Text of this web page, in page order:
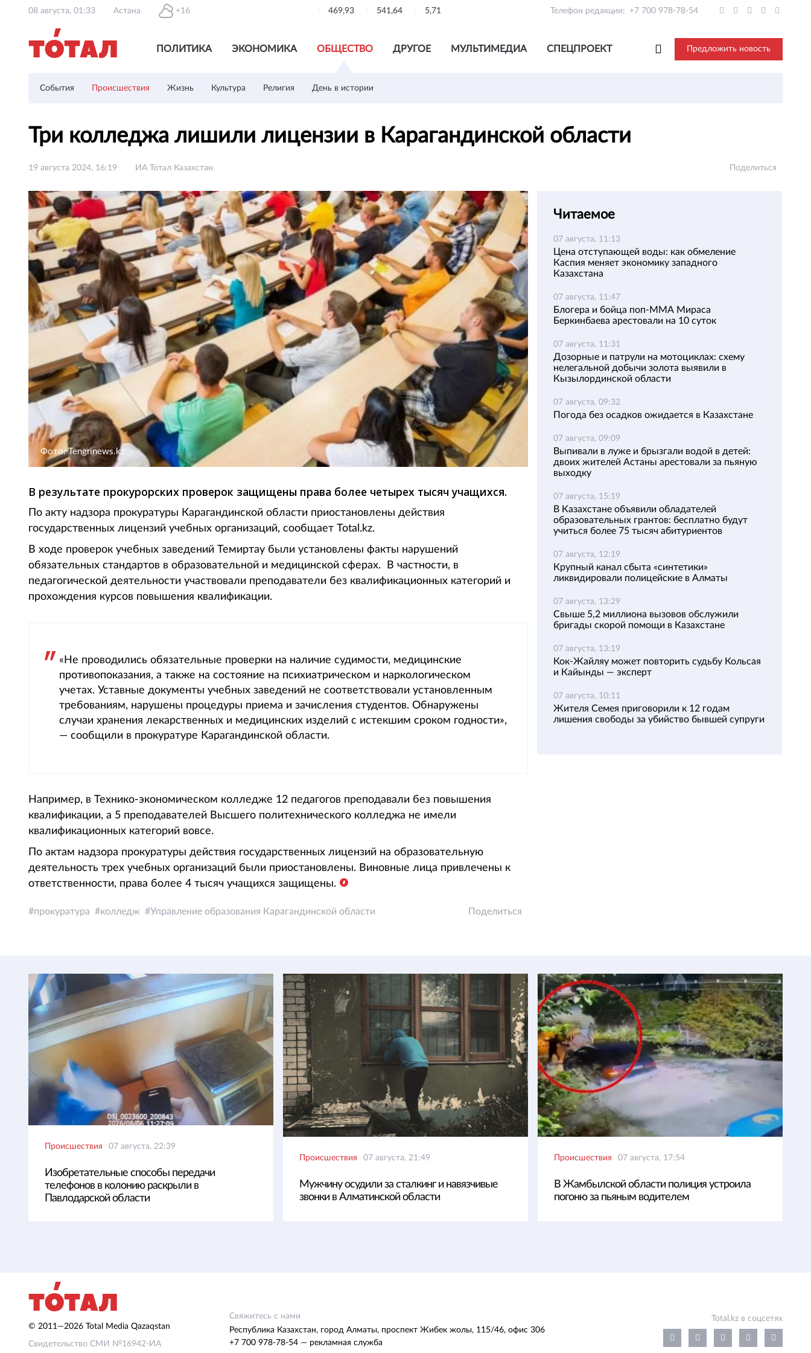
08 августа, 01:33 Астана +16 469,93 541,64 5,71 Телефон редакции: +7 700 978-78-54
ПОЛИТИКА ЭКОНОМИКА ОБЩЕСТВО ДРУГОЕ МУЛЬТИМЕДИА СПЕЦПРОЕКТ Предложить новость
События Происшествия Жизнь Культура Религия День в истории
Три колледжа лишили лицензии в Карагандинской области
19 августа 2024, 16:19 ИА Тотал Казахстан Поделиться
Фото: Tengrinews.kz
В результате прокурорских проверок защищены права более четырех тысяч учащихся.
По акту надзора прокуратуры Карагандинской области приостановлены действия
государственных лицензий учебных организаций, сообщает Total.kz.
В ходе проверок учебных заведений Темиртау были установлены факты нарушений
обязательных стандартов в образовательной и медицинской сферах. В частности, в
педагогической деятельности участвовали преподаватели без квалификационных категорий и
прохождения курсов повышения квалификации.
«Не проводились обязательные проверки на наличие судимости, медицинские
противопоказания, а также на состояние на психиатрическом и наркологическом
учетах. Уставные документы учебных заведений не соответствовали установленным
требованиям, нарушены процедуры приема и зачисления студентов. Обнаружены
случаи хранения лекарственных и медицинских изделий с истекшим сроком годности»,
— сообщили в прокуратуре Карагандинской области.
Например, в Технико-экономическом колледже 12 педагогов преподавали без повышения
квалификации, а 5 преподавателей Высшего политехнического колледжа не имели
квалификационных категорий вовсе.
По актам надзора прокуратуры действия государственных лицензий на образовательную
деятельность трех учебных организаций были приостановлены. Виновные лица привлечены к
ответственности, права более 4 тысяч учащихся защищены.
прокуратура колледж Управление образования Карагандинской области Поделиться
Читаемое
07 августа, 11:13
Цена отступающей воды: как обмеление
Каспия меняет экономику западного
Казахстана
07 августа, 11:47
Блогера и бойца поп-ММА Мираса
Беркинбаева арестовали на 10 суток
07 августа, 11:31
Дозорные и патрули на мотоциклах: схему
нелегальной добычи золота выявили в
Кызылординской области
07 августа, 09:32
Погода без осадков ожидается в Казахстане
07 августа, 09:09
Выпивали в луже и брызгали водой в детей:
двоих жителей Астаны арестовали за пьяную
выходку
07 августа, 15:19
В Казахстане объявили обладателей
образовательных грантов: бесплатно будут
учиться более 75 тысяч абитуриентов
07 августа, 12:19
Крупный канал сбыта «синтетики»
ликвидировали полицейские в Алматы
07 августа, 13:29
Свыше 5,2 миллиона вызовов обслужили
бригады скорой помощи в Казахстане
07 августа, 13:19
Кок-Жайляу может повторить судьбу Кольсая
и Кайынды — эксперт
07 августа, 10:11
Жителя Семея приговорили к 12 годам
лишения свободы за убийство бывшей супруги
Происшествия 07 августа, 22:39
Изобретательные способы передачи
телефонов в колонию раскрыли в
Павлодарской области
Происшествия 07 августа, 21:49
Мужчину осудили за сталкинг и навязчивые
звонки в Алматинской области
Происшествия 07 августа, 17:54
В Жамбылской области полиция устроила
погоню за пьяным водителем
© 2011—2026 Total Media Qazaqstan
Свидетельство СМИ №16942-ИА
Свяжитесь с нами
Республика Казахстан, город Алматы, проспект Жибек жолы, 115/46, офис 306
+7 700 978-78-54 — рекламная служба
Total.kz в соцсетях